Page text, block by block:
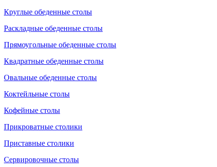
Круглые обеденные столы
Раскладные обеденные столы
Прямоугольные обеденные столы
Квадратные обеденные столы
Овальные обеденные столы
Коктейльные столы
Кофейные столы
Прикроватные столики
Приставные столики
Сервировочные столы